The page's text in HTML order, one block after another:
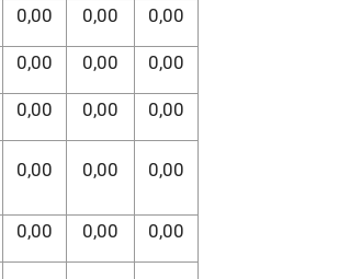
0,00 0,00 0,00
0,00 0,00 0,00
0,00 0,00 0,00
0,00 0,00 0,00
0,00 0,00 0,00